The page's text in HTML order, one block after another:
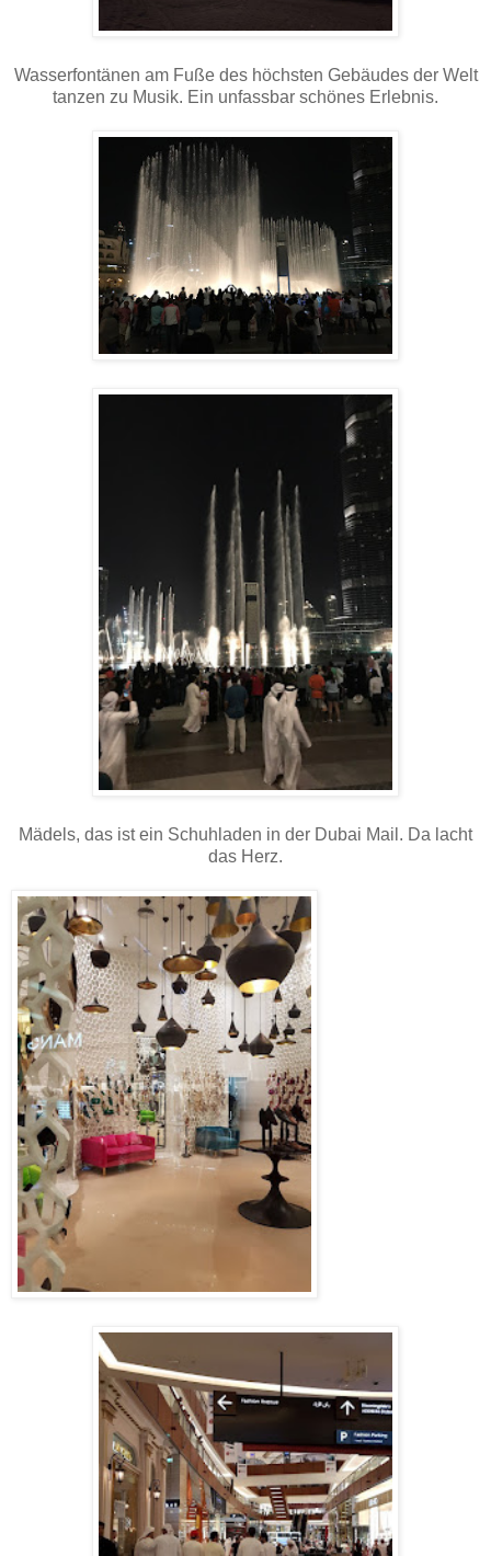
Wasserfontänen am Fuße des höchsten Gebäudes der Welt
tanzen zu Musik. Ein unfassbar schönes Erlebnis.
Mädels, das ist ein Schuhladen in der Dubai Mail. Da lacht
das Herz.